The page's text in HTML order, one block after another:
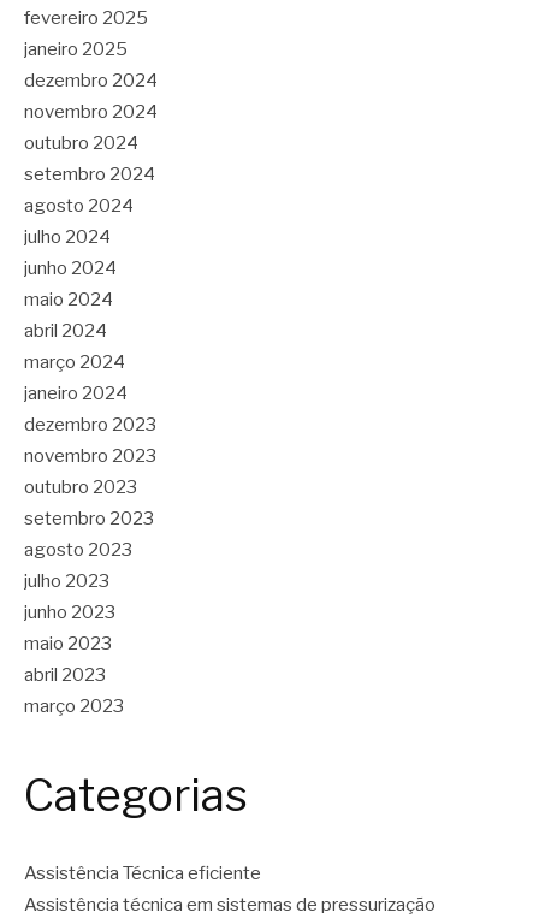
fevereiro 2025
janeiro 2025
dezembro 2024
novembro 2024
outubro 2024
setembro 2024
agosto 2024
julho 2024
junho 2024
maio 2024
abril 2024
março 2024
janeiro 2024
dezembro 2023
novembro 2023
outubro 2023
setembro 2023
agosto 2023
julho 2023
junho 2023
maio 2023
abril 2023
março 2023
Categorias
Assistência Técnica eficiente
Assistência técnica em sistemas de pressurização